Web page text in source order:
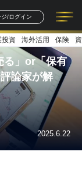
/ログイン
記事一覧 連載一覧
著者一覧 書籍一覧
投資 海外活用 保険
る」or「保有
論家が解
2025.6.22